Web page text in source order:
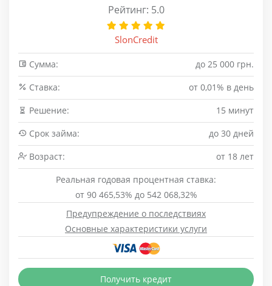
Рейтинг: 5.0
SlonCredit
Сумма:
до 25 000 грн.
Cтавка:
от 0,01% в день
Решение:
15 минут
Срок займа:
до 30 дней
Возраст:
от 18 лет
Реальная годовая процентная ставка:
от 90 465,53% до 542 068,32%
Предупреждение о последствиях
Основные характеристики услуги
Получить кредит